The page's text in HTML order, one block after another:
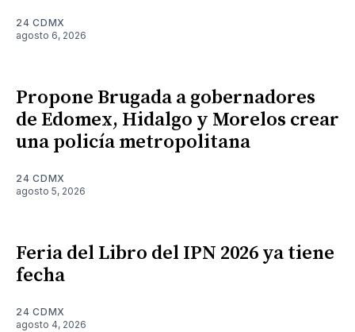
24 CDMX
agosto 6, 2026
Propone Brugada a gobernadores
de Edomex, Hidalgo y Morelos crear
una policía metropolitana
24 CDMX
agosto 5, 2026
Feria del Libro del IPN 2026 ya tiene
fecha
24 CDMX
agosto 4, 2026